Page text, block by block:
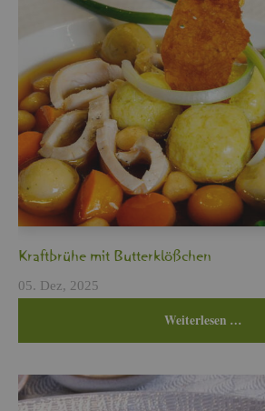
Kraft­brü­he mit But­ter­klö­ßchen
05. Dez, 2025
Wei­ter­le­sen …